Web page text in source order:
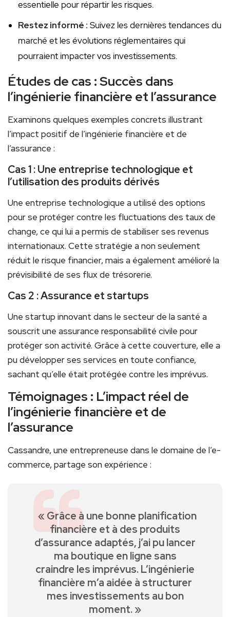
essentielle​ pour‍ répartir les risques.
Restez ⁣informé : ⁣Suivez les dernières tendances du
marché et les évolutions réglementaires qui
pourraient impacter vos investissements.
Études de cas :⁢ Succès ⁢dans⁣
l’ingénierie financière et ⁢l’assurance
Examinons quelques ⁢exemples concrets illustrant
l’impact positif de l’ingénierie​ financière et ⁢de
l’assurance :
Cas⁣ 1⁤ : Une entreprise technologique⁤ et
l’utilisation des produits dérivés
Une entreprise technologique‍ a utilisé des options
pour se protéger contre ‌les fluctuations des taux de
change, ce qui ⁤lui a permis de stabiliser⁣ ses revenus
internationaux. Cette stratégie ‍a non seulement
⁤réduit le risque financier, mais a également amélioré la
prévisibilité de ses flux​ de trésorerie.
Cas 2⁢ : Assurance et startups
Une ‍startup innovant dans ⁤le secteur de la santé a
souscrit une ‍assurance​ responsabilité civile pour
protéger son activité. Grâce‌ à cette ⁣couverture, ‌elle a
pu⁢ développer ses services en toute confiance,
‍sachant qu’elle était protégée contre ⁣les⁢ imprévus.
Témoignages : ⁤L’impact réel de
⁢l’ingénierie financière et de
l’assurance
Cassandre, une entrepreneuse dans le domaine ⁣de l’e-
commerce, partage son expérience :
‌ ‌ « Grâce ‍à une bonne planification
financière et à des produits
d’assurance adaptés, j’ai pu lancer⁤
ma​ boutique en‌ ligne sans‍
craindre⁤ les imprévus. L’ingénierie
financière ⁢m’a⁣ aidée à structurer
mes⁢ investissements au bon
moment. »